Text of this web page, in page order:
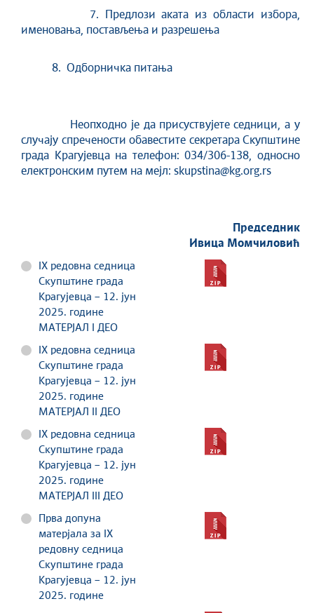
7. Предлози аката из области избора,
именовања, постављења и разрешења
8. Одборничка питања
Неопходно је да присуствујете седници, а у
случају спречености обавестите секретара Скупштине
града Крагујевца на телефон: 034/306-138, односно
електронским путем на мејл: skupstina@kg.org.rs
Председник
Ивица Момчиловић
IX редовна седница
Скупштине града
Крагујевца – 12. јун
2025. године
МАТЕРЈАЛ I ДЕО
IX редовна седница
Скупштине града
Крагујевца – 12. јун
2025. године
МАТЕРЈАЛ II ДЕО
IX редовна седница
Скупштине града
Крагујевца – 12. јун
2025. године
МАТЕРЈАЛ III ДЕО
Прва допуна
матерјала за IX
редовну седница
Скупштине града
Крагујевца – 12. јун
2025. године